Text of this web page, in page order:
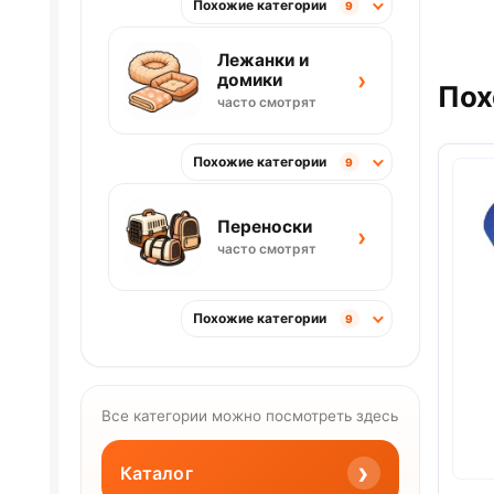
Похожие категории 9
Лежанки и
домики
часто смотрят
›
Похожие категории 9
Переноски
часто смотрят ›
Похожие категории 9
Все категории можно посмотреть здесь
Каталог ›